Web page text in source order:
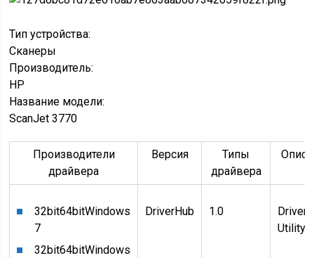
Тип устройства:
Сканеры
Производитель:
HP
Название модели:
ScanJet 3770
Производители
драйвера
Версия
Типы
драйвера
32bit64bitWindows
7
32bit64bitWindows
DriverHub 1.0
Driver
Utility